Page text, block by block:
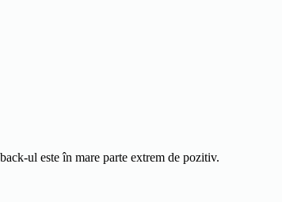
ul este în mare parte extrem de pozitiv.